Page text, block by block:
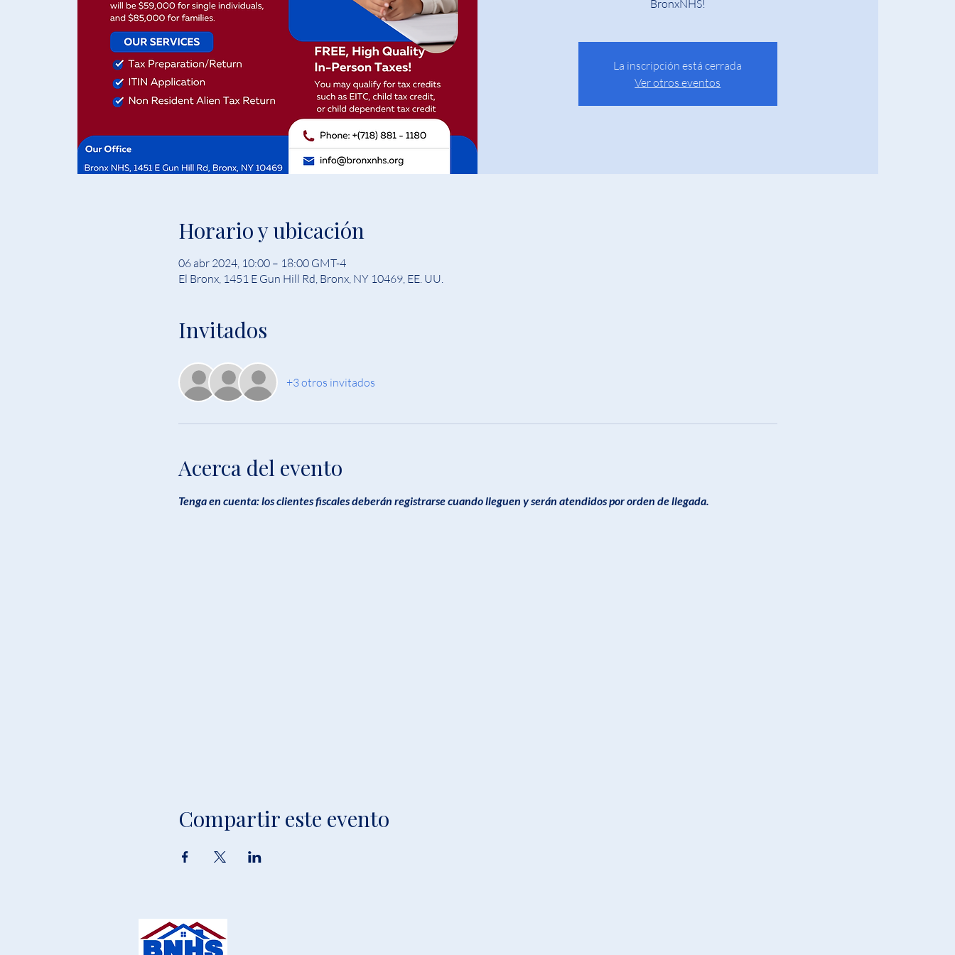
BronxNHS!
La inscripción está cerrada
Ver otros eventos
Horario y ubicación
06 abr 2024, 10:00 – 18:00 GMT-4
El Bronx, 1451 E Gun Hill Rd, Bronx, NY 10469, EE. UU.
Invitados
+3 otros invitados
Acerca del evento
Tenga en cuenta: los clientes fiscales deberán registrarse cuando lleguen y serán atendidos por orden de llegada.
Compartir este evento